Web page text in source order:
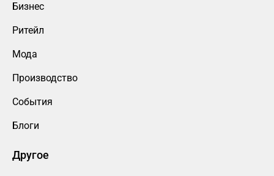
Бизнес
Ритейл
Мода
Производство
События
Блоги
Другое